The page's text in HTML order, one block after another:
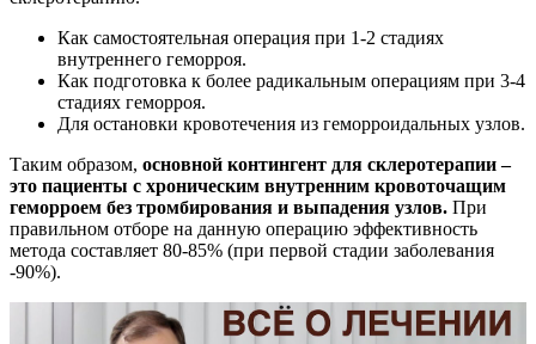
Как самостоятельная операция при 1-2 стадиях
внутреннего геморроя.
Как подготовка к более радикальным операциям при 3-4
стадиях геморроя.
Для остановки кровотечения из геморроидальных узлов.
Таким образом, основной контингент для склеротерапии –
это пациенты с хроническим внутренним кровоточащим
геморроем без тромбирования и выпадения узлов. При
правильном отборе на данную операцию эффективность
метода составляет 80-85% (при первой стадии заболевания
-90%).